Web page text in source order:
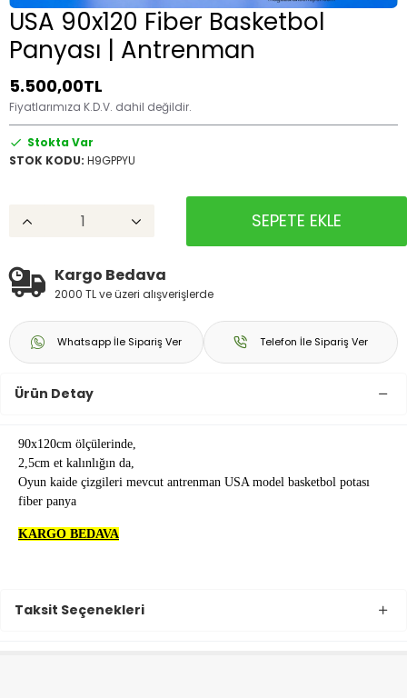
USA 90x120 Fiber Basketbol
Panyası | Antrenman
Stokta Var
STOK KODU: H9GPPYU
5.500,00TL
Fiyatlarımıza K.D.V. dahil değildir.
SEPETE EKLE
Kargo Bedava
2000 TL ve üzeri alışverişlerde
Whatsapp İle Sipariş Ver Telefon İle Sipariş Ver
Ürün Detay
90x120cm ölçülerinde,
2,5cm et kalınlığın da,
Oyun kaide çizgileri mevcut antrenman USA model basketbol potası
fiber panya
KARGO BEDAVA
Taksit Seçenekleri